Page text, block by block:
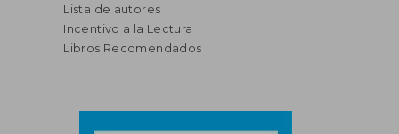
Lista de autores
Incentivo a la Lectura
Libros Recomendados